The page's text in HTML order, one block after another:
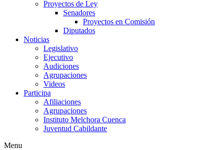
Proyectos de Ley
Senadores
Proyectos en Comisión
Diputados
Noticias
Legislativo
Ejecutivo
Audiciones
Agrupaciones
Videos
Participa
Afiliaciones
Agrupaciones
Instituto Melchora Cuenca
Juventud Cabildante
Menu